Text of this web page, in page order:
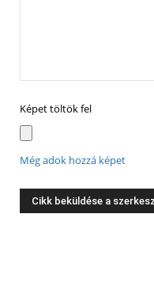
Képet töltök fel
Még adok hozzá képet